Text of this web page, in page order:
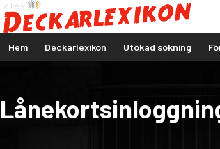
Hem Deckarlexikon Utökad sökning